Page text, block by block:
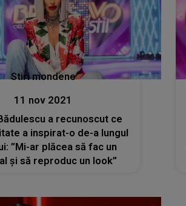
Stiri mondene
11 nov 2021
a recunoscut ce
a inspirat-o de-a lungul
”Mi-ar plăcea să fac un
și să reproduc un look”